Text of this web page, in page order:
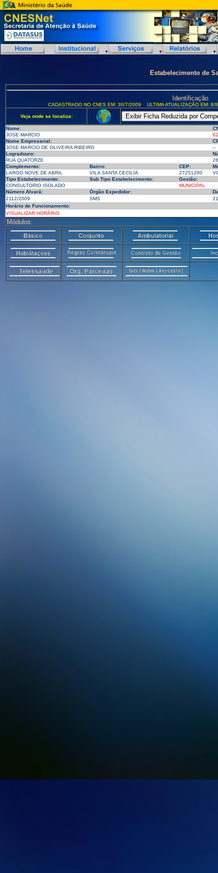
Estabelecimento de
Identificação
CADASTRADO NO CNES EM: 30/7/2009 ULTIMA ATUALIZAÇÃO EM:
Veja onde se localiza:
Nome:
JOSE MARCIO
Nome Empresarial:
JOSE MARCIO DE OLIVEIRA RIBEIRO
--
Logradouro:
RUA QUATORZE
26
Complemento:
Bairro: CEP:
LARGO NOVE DE ABRIL
VILA SANTA CECILIA 27251200
Tipo Estabelecimento:
Sub Tipo Estabelecimento:
Gestão:
CONSULTORIO ISOLADO
MUNICIPAL
Número Alvará:
Órgão Expedidor:
2112/2009
SMS
Horário de Funcionamento:
VISUALIZAR HORÁRIO
Módulos: